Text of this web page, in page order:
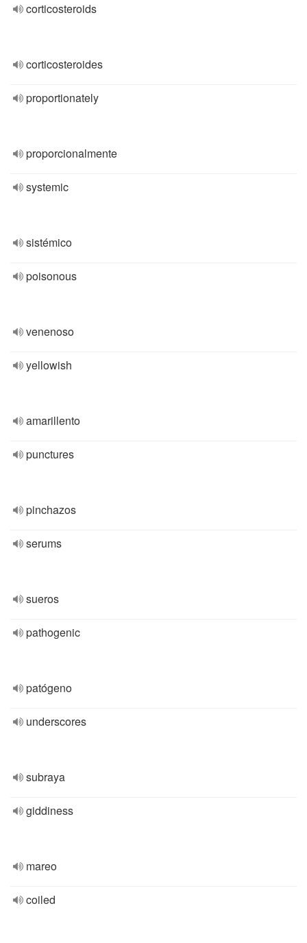
corticosteroids
corticosteroides
proportionately
proporcionalmente
systemic
sistémico
poisonous
venenoso
yellowish
amarillento
punctures
pinchazos
serums
sueros
pathogenic
patógeno
underscores
subraya
giddiness
mareo
coiled